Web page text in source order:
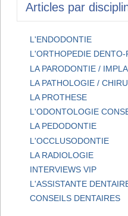
Articles par
L'ENDODONTIE
L'ORTHOPEDIE DENTO-
LA PARODONTIE /
LA PATHOLOGIE /
LA PROTHESE
L'ODONTOLOGIE
LA PEDODONTIE
L'OCCLUSODONTIE
LA RADIOLOGIE
INTERVIEWS VIP
L'ASSISTANTE
CONSEILS DENTAIRES